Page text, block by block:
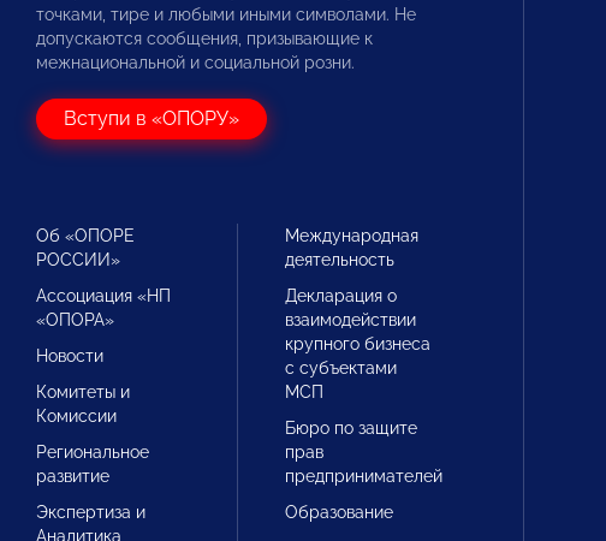
точками, тире и любыми иными символами. Не
допускаются сообщения, призывающие к
межнациональной и социальной розни.
Вступи в «ОПОРУ»
Об «ОПОРЕ
РОССИИ»
Ассоциация «НП
«ОПОРА»
Новости
Комитеты и
Комиссии
Региональное
развитие
Экспертиза и
Аналитика
Международная
деятельность
Декларация о
взаимодействии
крупного бизнеса
с субъектами
МСП
Бюро по защите
прав
предпринимателей
Образование